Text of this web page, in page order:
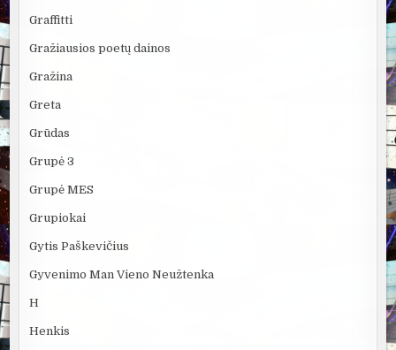
Graffitti
Gražiausios poetų dainos
Gražina
Greta
Grūdas
Grupė 3
Grupė MES
Grupiokai
Gytis Paškevičius
Gyvenimo Man Vieno Neužtenka
H
Henkis